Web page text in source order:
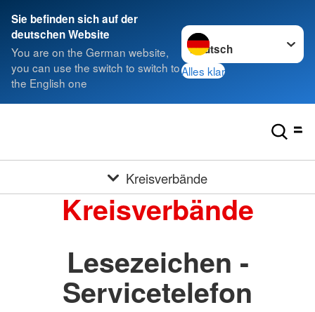
Sie befinden sich auf der
deutschen Website
You are on the German website,
you can use the switch to switch to
the English one
Sprache wechseln zu
Alles klar
Kreisverbände
Kreisverbände
Lesezeichen -
Servicetelefon